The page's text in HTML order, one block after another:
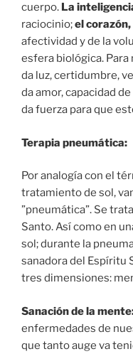
cuerpo. La
raciocinio;el corazón,
afectividad y de la
esfera biológica.
da luz, certidumbre,
da amor, capacidad
da fuerza para que
Terapia pneumática:
Por analogía con el
tratamiento de sol,
”pneumática”. Se
Santo. Así como en
sol; durante la
sanadora del Espíritu
tres dimensiones:
Sanación de la
enfermedades de
que tanto auge va